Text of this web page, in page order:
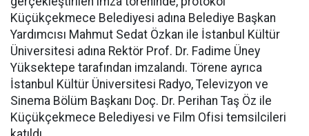
Küçükçekmece Belediyesi adına Belediye Başkan
Yardımcısı Mahmut Sedat Özkan ile İstanbul Kültür
Üniversitesi adına Rektör Prof. Dr. Fadime Üney
Yüksektepe tarafından imzalandı. Törene ayrıca
İstanbul Kültür Üniversitesi Radyo, Televizyon ve
Sinema Bölüm Başkanı Doç. Dr. Perihan Taş Öz ile
Küçükçekmece Belediyesi ve Film Ofisi temsilcileri